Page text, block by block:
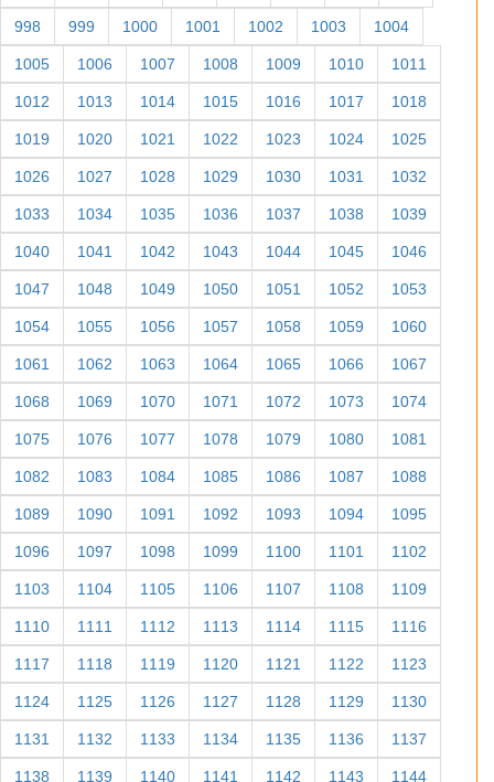
998 999 1000 1001 1002 1003 1004
1005 1006 1007 1008 1009 1010 1011
1012 1013 1014 1015 1016 1017 1018
1019 1020 1021 1022 1023 1024 1025
1026 1027 1028 1029 1030 1031 1032
1033 1034 1035 1036 1037 1038 1039
1040 1041 1042 1043 1044 1045 1046
1047 1048 1049 1050 1051 1052 1053
1054 1055 1056 1057 1058 1059 1060
1061 1062 1063 1064 1065 1066 1067
1068 1069 1070 1071 1072 1073 1074
1075 1076 1077 1078 1079 1080 1081
1082 1083 1084 1085 1086 1087 1088
1089 1090 1091 1092 1093 1094 1095
1096 1097 1098 1099 1100 1101 1102
1103 1104 1105 1106 1107 1108 1109
1110 1111 1112 1113 1114 1115 1116
1117 1118 1119 1120 1121 1122 1123
1124 1125 1126 1127 1128 1129 1130
1131 1132 1133 1134 1135 1136 1137
1138 1139 1140 1141 1142 1143 1144